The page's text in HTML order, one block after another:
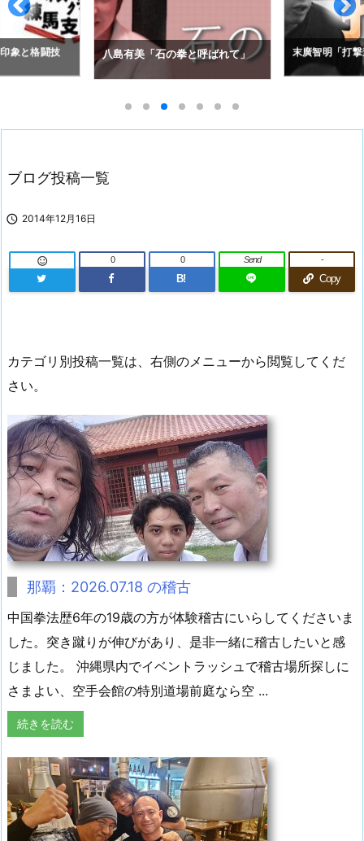
象と格闘技 八島有美「石の拳と呼ばれて」 末廣智明「打
ブログ投稿一覧
 2014年12月16日
 0
B!
0 Send
Copy
-
カテゴリ別投稿一覧は、右側のメニューから閲覧してくだ
さい。
那覇：2026.07.18 の稽古
中国拳法歴6年の19歳の方が体験稽古にいらしてくださいま
した。突き蹴りが伸びがあり、是非一緒に稽古したいと感
じました。 沖縄県内でイベントラッシュで稽古場所探しに
さまよい、空手会館の特別道場前庭なら空 ...
続きを読む